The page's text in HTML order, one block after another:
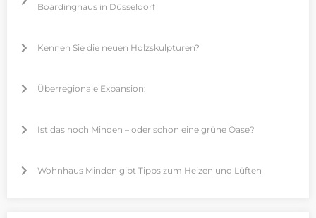
Boardinghaus in Düsseldorf
Kennen Sie die neuen Holzskulpturen?
Überregionale Expansion:
Ist das noch Minden – oder schon eine grüne Oase?
Wohnhaus Minden gibt Tipps zum Heizen und Lüften